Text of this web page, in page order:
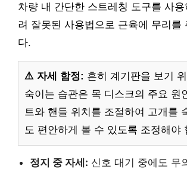
차량 내 간단한 스트레칭 도구를 사용
려 잘못된 사용법으로 근육에 무리를
다.
⚠️ 자세 함정: 흔히 계기판을 보기
숙이는 습관은 목 디스크의 주요 원
트와 핸들 위치를 조절하여 고개를
도 편안하게 볼 수 있도록 조정해야
정지 중 자세: 신호 대기 중에도 무